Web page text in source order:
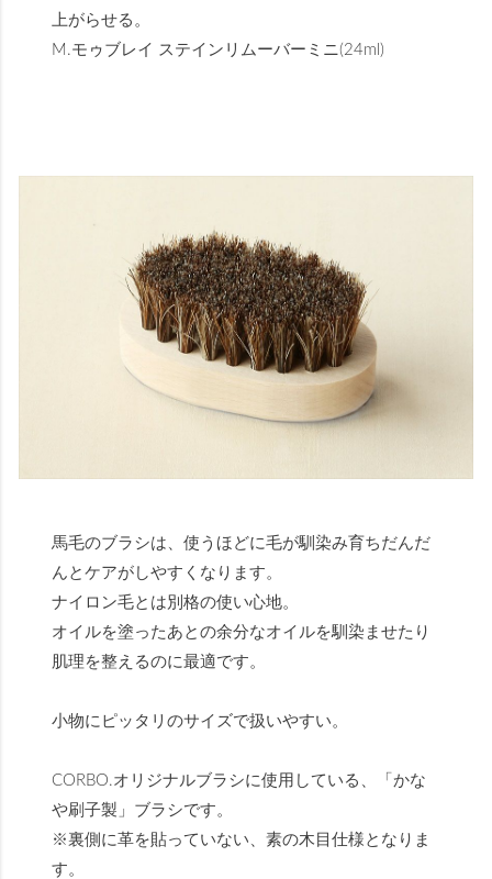
上がらせる。
M.モゥブレイ ステインリムーバーミニ(24ml)
馬毛のブラシは、使うほどに毛が馴染み育ちだんだ
んとケアがしやすくなります。
ナイロン毛とは別格の使い心地。
オイルを塗ったあとの余分なオイルを馴染ませたり
肌理を整えるのに最適です。
小物にピッタリのサイズで扱いやすい。
CORBO.オリジナルブラシに使用している、「かな
や刷子製」ブラシです。
※裏側に革を貼っていない、素の木目仕様となりま
す。